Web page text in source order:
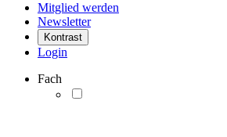
Mitglied werden
Newsletter
Kontrast
Login
Fach